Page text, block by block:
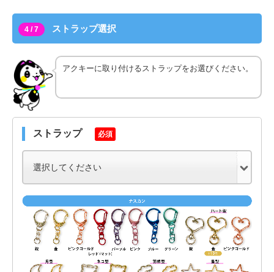
4 / 7 ストラップ選択
アクキーに取り付けるストラップをお選びください。
ストラップ 必須